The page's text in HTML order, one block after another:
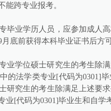
能跨专业报考。
毕业学历人员，应参加成人
底前获得本科毕业证书后方
业学位硕士研究生的考生除
的法学类专业[代码为0301]
研究生的考生除满足上述要
[代码为0301]毕业生和自学